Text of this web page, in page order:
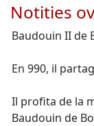
Notities
Baudouin II de
En 990, il
Il profita de la
Baudouin de